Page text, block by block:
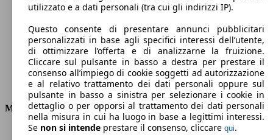
Velocità massima
Elettrica
Carburante
Motore e Prestazioni
KW (PS)
57 kW (77 PS)
utilizzato e a dati personali (tra cui gli indirizzi IP).
Questo consente di presentare annunci pubblicitari
personalizzati in base agli specifici interessi dell’utente,
di ottimizzare l’offerta e di analizzarne la fruizione.
Cliccare sul pulsante in basso a destra per prestare il
consenso all’impiego di cookie soggetti ad autorizzazione
e al relativo trattamento dei dati personali oppure sul
pulsante in basso a sinistra per selezionare i cookie in
dettaglio o per opporsi al trattamento dei dati personali
nella misura in cui ha luogo in base a legittimi interessi.
Se non si intende prestare il consenso, cliccare qui.